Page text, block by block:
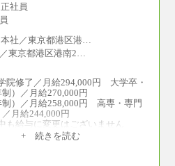
正社員
本社／東京都港区港…
東京都港区港南2…
修了／月給294,000円 大学卒・
）／月給270,000円
制）／月給258,000円 高専・専門
月給244,000円
も給与に変更はございません
+ 続きを読む